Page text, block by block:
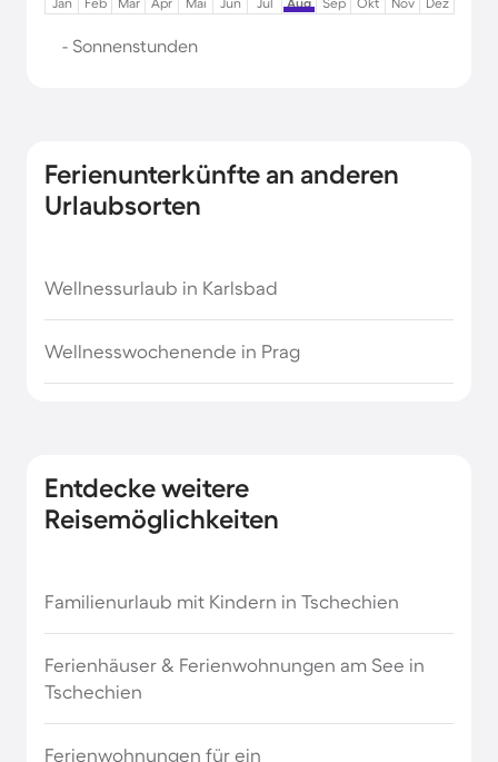
- Sonnenstunden
Ferienunterkünfte an anderen
Urlaubsorten
Wellnessurlaub in Karlsbad
Wellnesswochenende in Prag
Entdecke weitere
Reisemöglichkeiten
Familienurlaub mit Kindern in Tschechien
Ferienhäuser & Ferienwohnungen am See in
Tschechien
Ferienwohnungen für ein